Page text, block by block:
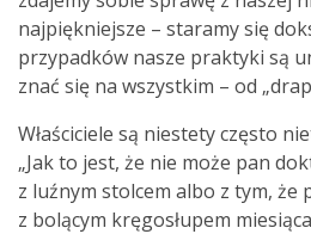
najpiękniejsze – staramy się
przypadków nasze praktyki są
znać się na wszystkim – od
Właściciele są niestety często
„Jak to jest, że nie może pan
z luźnym stolcem albo z tym, że
z bolącym kręgosłupem